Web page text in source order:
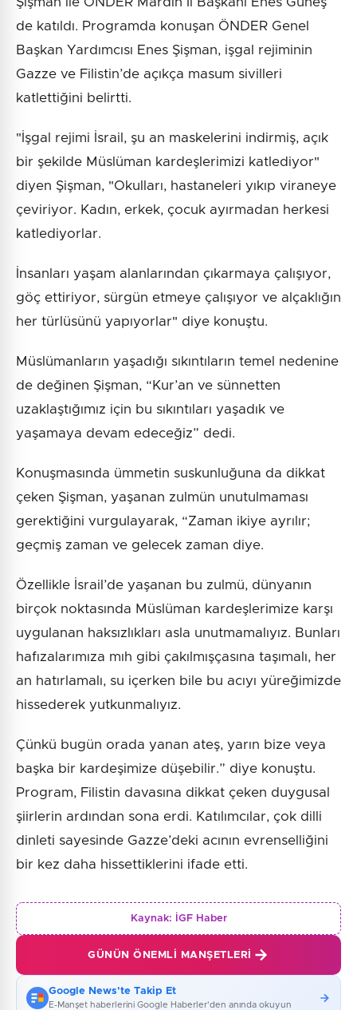
de katıldı. Programda konuşan ÖNDER Genel
Başkan Yardımcısı Enes Şişman, işgal rejiminin
Gazze ve Filistin’de açıkça masum sivilleri
katlettiğini belirtti.
"İşgal rejimi İsrail, şu an maskelerini indirmiş, açık
bir şekilde Müslüman kardeşlerimizi katlediyor"
diyen Şişman, "Okulları, hastaneleri yıkıp viraneye
çeviriyor. Kadın, erkek, çocuk ayırmadan herkesi
katlediyorlar.
İnsanları yaşam alanlarından çıkarmaya çalışıyor,
göç ettiriyor, sürgün etmeye çalışıyor ve alçaklığın
her türlüsünü yapıyorlar" diye konuştu.
Müslümanların yaşadığı sıkıntıların temel nedenine
de değinen Şişman, “Kur’an ve sünnetten
uzaklaştığımız için bu sıkıntıları yaşadık ve
yaşamaya devam edeceğiz” dedi.
Konuşmasında ümmetin suskunluğuna da dikkat
çeken Şişman, yaşanan zulmün unutulmaması
gerektiğini vurgulayarak, “Zaman ikiye ayrılır;
geçmiş zaman ve gelecek zaman diye.
Özellikle İsrail’de yaşanan bu zulmü, dünyanın
birçok noktasında Müslüman kardeşlerimize karşı
uygulanan haksızlıkları asla unutmamalıyız. Bunları
hafızalarımıza mıh gibi çakılmışçasına taşımalı, her
an hatırlamalı, su içerken bile bu acıyı yüreğimizde
hissederek yutkunmalıyız.
Çünkü bugün orada yanan ateş, yarın bize veya
başka bir kardeşimize düşebilir.” diye konuştu.
Program, Filistin davasına dikkat çeken duygusal
şiirlerin ardından sona erdi. Katılımcılar, çok dilli
dinleti sayesinde Gazze’deki acının evrenselliğini
bir kez daha hissettiklerini ifade etti.
Kaynak: İGF Haber
GÜNÜN ÖNEMLI MANŞETLERI
Google News'te Takip Et
E-Manşet haberlerini Google Haberler'den anında okuyun